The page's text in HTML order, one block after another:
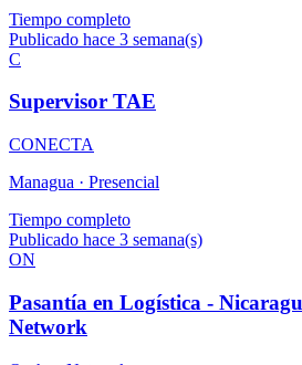
Tiempo completo
Publicado hace 3 semana(s)
C
Supervisor TAE
CONECTA
Managua · Presencial
Tiempo completo
Publicado hace 3 semana(s)
ON
Pasantía en Logística -
Network